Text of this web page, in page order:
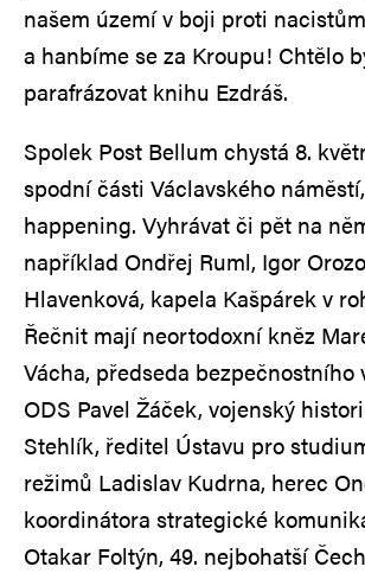
našem území v boji proti
a hanbíme se za Kroupu! Chtělo
parafrázovat knihu Ezdráš.
Spolek Post Bellum chystá 8.
spodní části Václavského
happening. Vyhrávat či pět na
například Ondřej Ruml, Igor
Hlavenková, kapela Kašpárek v
Řečnit mají neortodoxní kněz
Vácha, předseda bezpečnostního
ODS Pavel Žáček, vojenský
Stehlík, ředitel Ústavu pro
režimů Ladislav Kudrna, herec
koordinátora strategické
Otakar Foltýn, 49. nejbohatší